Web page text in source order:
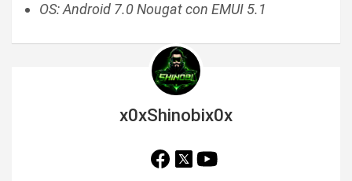
OS: Android 7.0 Nougat con EMUI 5.1
x0xShinobix0x